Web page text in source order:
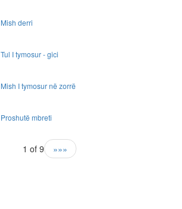
Mish derri
Tul I tymosur - gici
Mish I tymosur në zorrë
Proshutë mbreti
1 of 9 »»»